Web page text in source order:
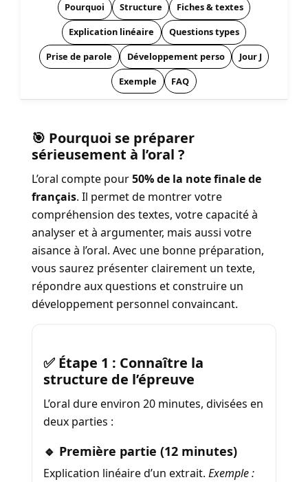
Pourquoi Structure
Fiches & textes
Explication linéaire
Questions types
Prise de parole
Développement perso
Jour J
Exemple
FAQ
🎯 Pourquoi se préparer
sérieusement à l’oral ?
L’oral compte pour50% de la note finale de
français. Il permet de montrer votre
compréhension des textes, votre capacité à
analyser et à argumenter, mais aussi votre
aisance à l’oral. Avec une bonne préparation,
vous saurez présenter clairement un texte,
répondre aux questions et construire un
développement personnel convaincant.
✅ Étape 1 : Connaître la
structure de l’épreuve
L’oral dure environ 20 minutes, divisées en
deux parties :
🔹 Première partie (12 minutes)
Explication linéaire d’un extrait. Exemple :